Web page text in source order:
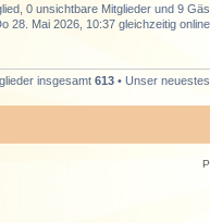
0 unsichtbare Mitglieder und 9
28. Mai 2026, 10:37 gleichzeitig
insgesamt 613 • Unser